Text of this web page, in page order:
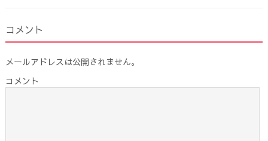
コメント
メールアドレスは公開されません。
コメント